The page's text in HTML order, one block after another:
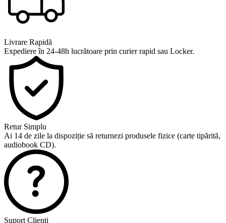
Livrare Rapidă
Expediere în 24-48h lucrătoare prin curier rapid sau Locker.
Retur Simplu
Ai 14 de zile la dispoziție să returnezi produsele fizice (carte tipărită,
audiobook CD).
Suport Clienți